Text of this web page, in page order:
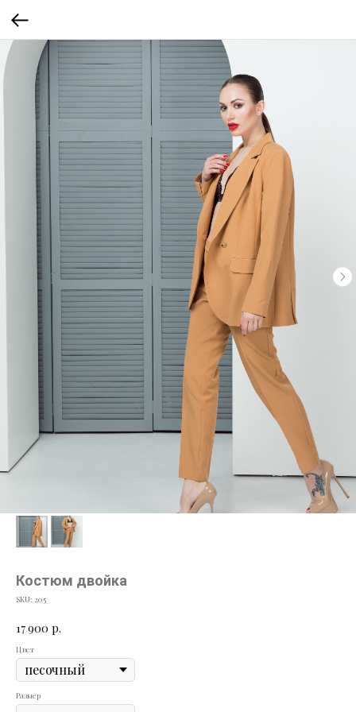
Костюм двойка
SKU: 205
17 900 р.
Цвет
Размер